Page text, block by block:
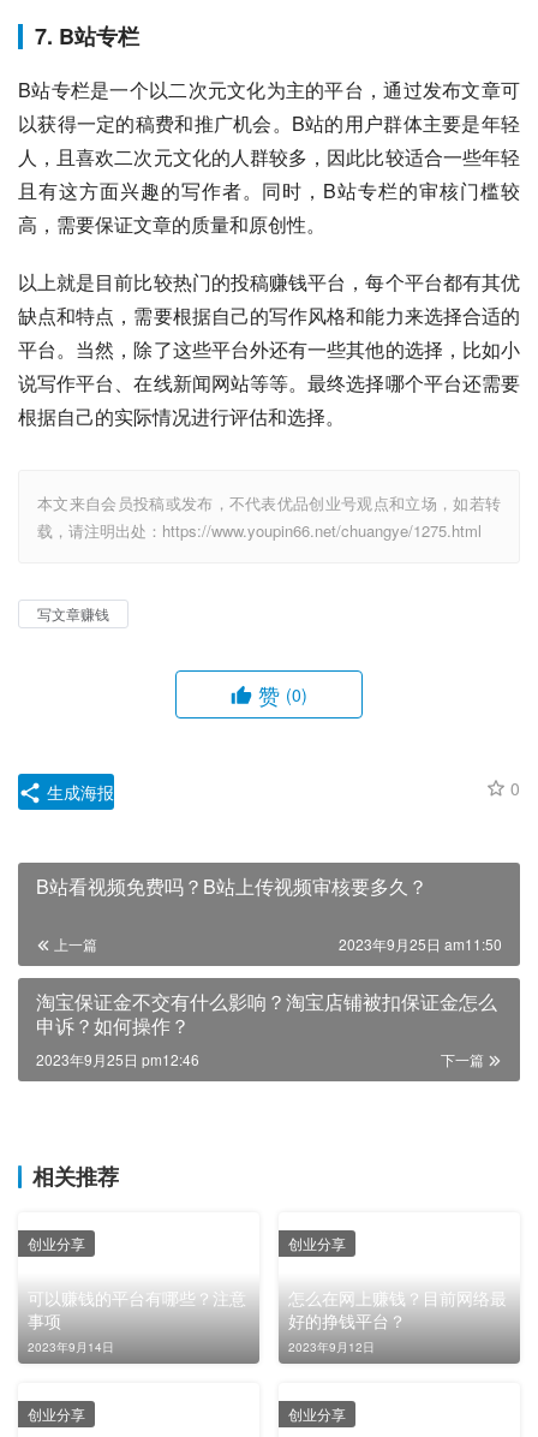
7. B站专栏
B站专栏是一个以二次元文化为主的平台，通过发布文章可
以获得一定的稿费和推广机会。B站的用户群体主要是年轻
人，且喜欢二次元文化的人群较多，因此比较适合一些年轻
且有这方面兴趣的写作者。同时，B站专栏的审核门槛较
高，需要保证文章的质量和原创性。
以上就是目前比较热门的投稿赚钱平台，每个平台都有其优
缺点和特点，需要根据自己的写作风格和能力来选择合适的
平台。当然，除了这些平台外还有一些其他的选择，比如小
说写作平台、在线新闻网站等等。最终选择哪个平台还需要
根据自己的实际情况进行评估和选择。
本文来自会员投稿或发布，不代表优品创业号观点和立场，如若转
载，请注明出处：https://www.youpin66.net/chuangye/1275.html
写文章赚钱
赞 (0)
0
生成海报
B站看视频免费吗？B站上传视频审核要多久？
上一篇 2023年9月25日 am11:50
淘宝保证金不交有什么影响？淘宝店铺被扣保证金怎么
申诉？如何操作？
下一篇
2023年9月25日 pm12:46
相关推荐
可以赚钱的平台有哪些？注意
事项
2023年9月14日
创业分享
怎么在网上赚钱？目前网络最
好的挣钱平台？
2023年9月12日
创业分享
创业分享 创业分享